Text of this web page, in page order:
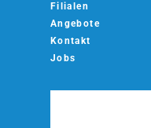
Filialen
Angebote
Kontakt
Jobs